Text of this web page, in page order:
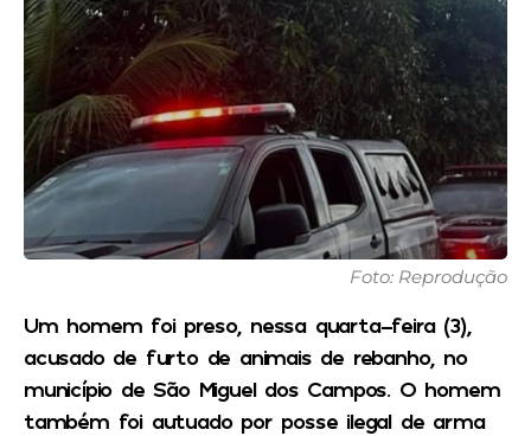
Foto: Reprodução
Um homem foi preso, nessa quarta-feira (3),
acusado de furto de animais de rebanho, no
município de São Miguel dos Campos. O homem
também foi autuado por posse ilegal de arma